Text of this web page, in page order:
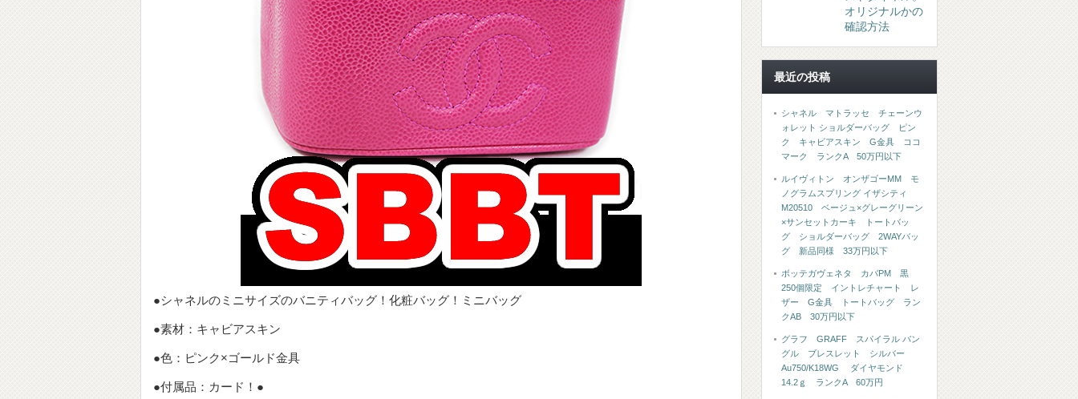
●シャネルのミニサイズのバニティバッグ！化粧バッグ！ミニバッグ
●素材：キャビアスキン
●色：ピンク×ゴールド金具
●付属品：カード！●
オリジナルかの
確認方法
最近の投稿
シャネル マトラッセ チェーンウ
ォレット ショルダーバッグ ピン
ク キャビアスキン G金具 ココ
マーク ランクA 50万円以下
ルイヴィトン オンザゴーMM モ
ノグラムスプリング イザシティ
M20510 ベージュ×グレーグリーン
×サンセットカーキ トートバッ
グ ショルダーバッグ 2WAYバッ
グ 新品同様 33万円以下
ボッテガヴェネタ カバPM 黒
250個限定 イントレチャート レ
ザー G金具 トートバッグ ラン
クAB 30万円以下
グラフ GRAFF スパイラル バン
グル ブレスレット シルバー
Au750/K18WG ダイヤモンド
14.2ｇ ランクA 60万円